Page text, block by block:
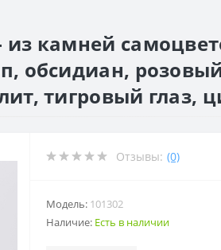
камней
обсидиан,
тигровый глаз,
Отзывы: (0)
Модель: 101302
Наличие: Есть в наличии